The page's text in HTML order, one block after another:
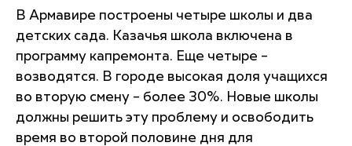
В Армавире построены четыре школы и два
детских сада. Казачья школа включена в
программу капремонта. Еще четыре –
возводятся. В городе высокая доля учащихся
во вторую смену – более 30%. Новые школы
должны решить эту проблему и освободить
время во второй половине дня для